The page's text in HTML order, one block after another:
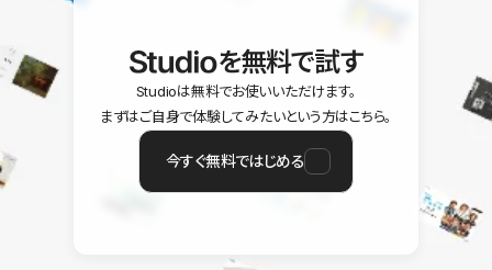
を無料で試す
Studioは無料でお使いいただけます。
まずはご自身で体験してみたいという方はこちら。
今すぐ無料ではじめる